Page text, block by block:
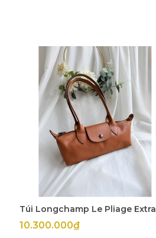
Túi Longchamp Le Pliage Extra
10.300.000₫